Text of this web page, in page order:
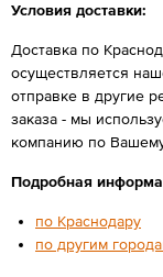
Условия доставки:
Доставка по
осуществляется
отправке в другие
заказа - мы
компанию по
Подробная
по Краснодару
по другим